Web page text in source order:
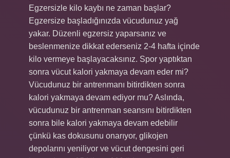
Egzersizle kilo kaybı ne zaman başlar?
Egzersize başladığınızda vücudunuz yağ
yakar. Düzenli egzersiz yaparsanız ve
beslenmenize dikkat ederseniz 2-4 hafta içinde
kilo vermeye başlayacaksınız. Spor yaptıktan
sonra vücut kalori yakmaya devam eder mi?
Vücudunuz bir antrenmanı bitirdikten sonra
kalori yakmaya devam ediyor mu? Aslında,
vücudunuz bir antrenman seansını bitirdikten
sonra bile kalori yakmaya devam edebilir
çünkü kas dokusunu onarıyor, glikojen
depolarını yeniliyor ve vücut dengesini geri